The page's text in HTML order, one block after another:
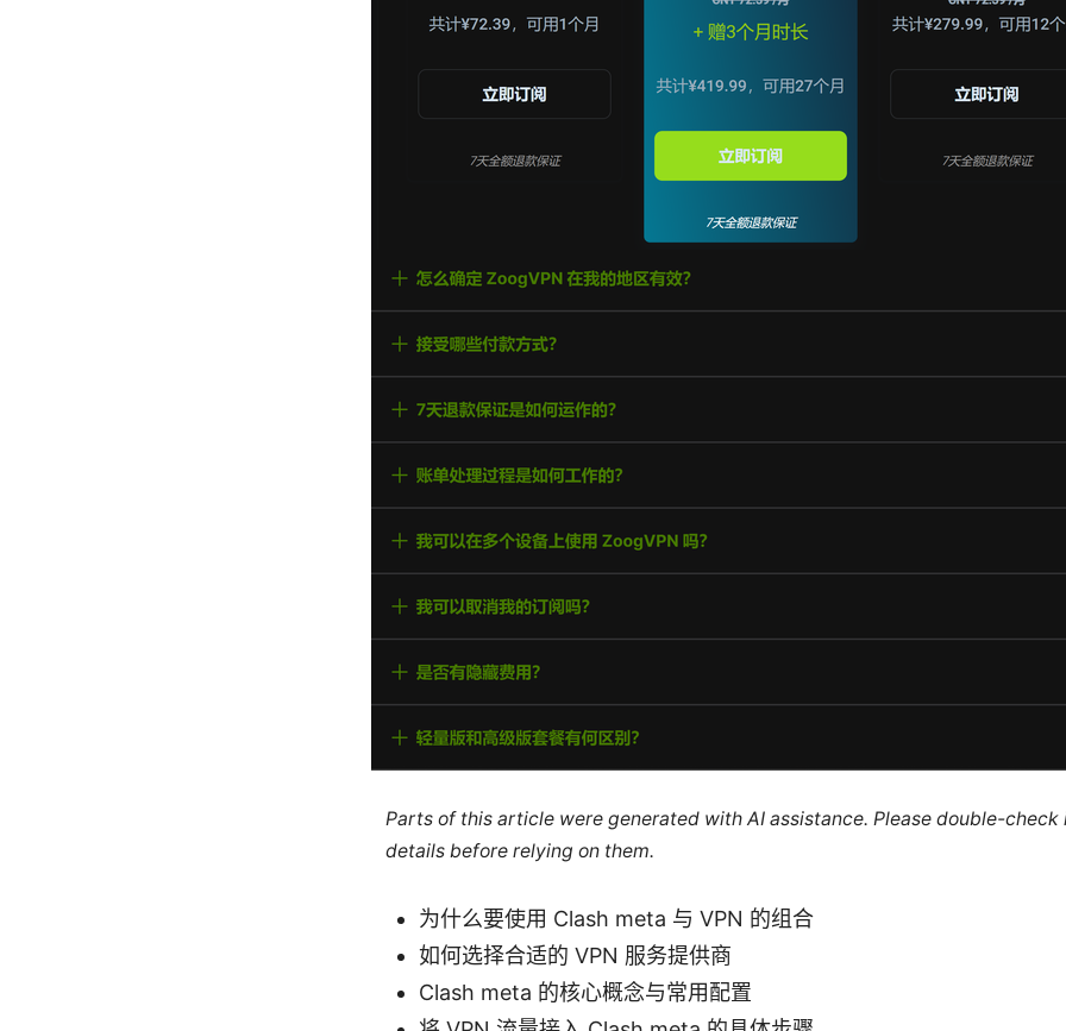
Parts of this article were generated with AI assistance. Please double-
details before relying on them.
为什么要使用 Clash meta 与 VPN 的组合
如何选择合适的 VPN 服务提供商
Clash meta 的核心概念与常用配置